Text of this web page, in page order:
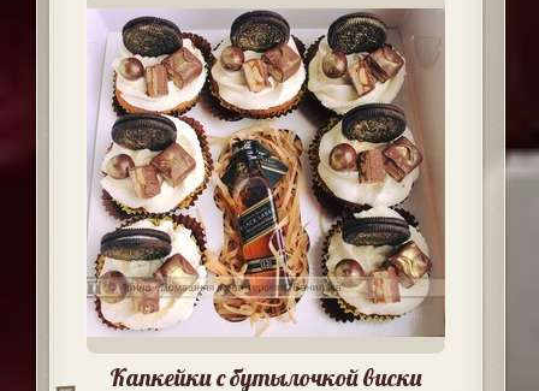
Капкейки с бутылочкой виски